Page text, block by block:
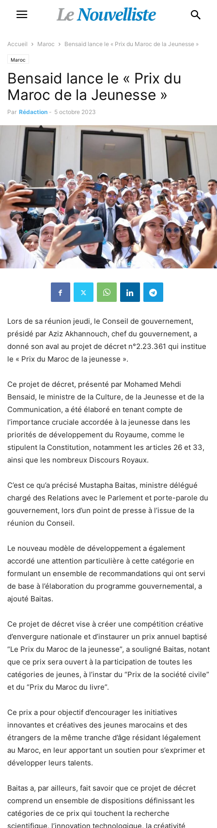
Accueil Maroc Bensaid lance le « Prix du Maroc de la Jeunesse »
Maroc
Bensaid lance le « Prix du
Maroc de la Jeunesse »
Par Rédaction - 5 octobre 2023
Lors de sa réunion jeudi, le Conseil de gouvernement,
présidé par Aziz Akhannouch, chef du gouvernement, a
donné son aval au projet de décret n°2.23.361 qui institue
le « Prix du Maroc de la jeunesse ».
Ce projet de décret, présenté par Mohamed Mehdi
Bensaid, le ministre de la Culture, de la Jeunesse et de la
Communication, a été élaboré en tenant compte de
l’importance cruciale accordée à la jeunesse dans les
priorités de développement du Royaume, comme le
stipulent la Constitution, notamment les articles 26 et 33,
ainsi que les nombreux Discours Royaux.
C’est ce qu’a précisé Mustapha Baitas, ministre délégué
chargé des Relations avec le Parlement et porte-parole du
gouvernement, lors d’un point de presse à l’issue de la
réunion du Conseil.
Le nouveau modèle de développement a également
accordé une attention particulière à cette catégorie en
formulant un ensemble de recommandations qui ont servi
de base à l’élaboration du programme gouvernemental, a
ajouté Baitas.
Ce projet de décret vise à créer une compétition créative
d’envergure nationale et d’instaurer un prix annuel baptisé
“Le Prix du Maroc de la jeunesse”, a souligné Baitas, notant
que ce prix sera ouvert à la participation de toutes les
catégories de jeunes, à l’instar du “Prix de la société civile”
et du “Prix du Maroc du livre”.
Ce prix a pour objectif d’encourager les initiatives
innovantes et créatives des jeunes marocains et des
étrangers de la même tranche d’âge résidant légalement
au Maroc, en leur apportant un soutien pour s’exprimer et
développer leurs talents.
Baitas a, par ailleurs, fait savoir que ce projet de décret
comprend un ensemble de dispositions définissant les
catégories de ce prix qui touchent la recherche
scientifique, l’innovation technologique, la créativité